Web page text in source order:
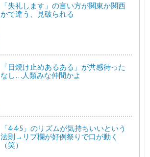
「失礼します」の言い方が関東か関西
かで違う、見破られる
「日焼け止めあるある」が共感待った
なし…人類みな仲間かよ
「4-4-5」のリズムが気持ちいいという
法則→リプ欄が好例祭りで口が動く
（笑）